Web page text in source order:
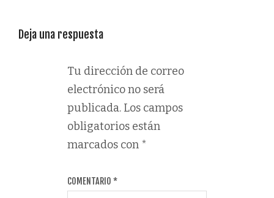
Deja una respuesta
Tu dirección de correo
electrónico no será
publicada. Los campos
obligatorios están
marcados con *
COMENTARIO *